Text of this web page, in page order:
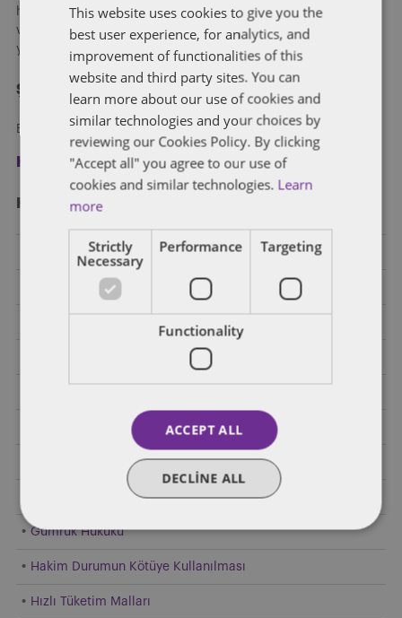
halka açık şirketlerden uluslararası ve küresel holdinglere
varıncaya kadar her ölçekten şirketin hukuki ihtiyaçlarına
yönelik hizmet vermekteyiz.
Şimdi kayıt olun
Blog yazılarımızı e-posta ile alın.
Kayıt ol
Kategori̇ler
Bankacılık
Birleşme ve Devralma ve Ortak Girişim
Finansal Regülasyon
Gümrük Hukuku
Hakim Durumun Kötüye Kullanılması
Hızlı Tüketim Malları
FRENCH
This website uses cookies to give you the
best user experience, for analytics, and
improvement of functionalities of this
website and third party sites. You can
learn more about our use of cookies and
similar technologies and your choices by
reviewing our Cookies Policy. By clicking
"Accept all" you agree to our use of
cookies and similar technologies. Learn
more
Strictly
Necessary
Performance Targeting
Functionality
ACCEPT ALL
DECLINE ALL